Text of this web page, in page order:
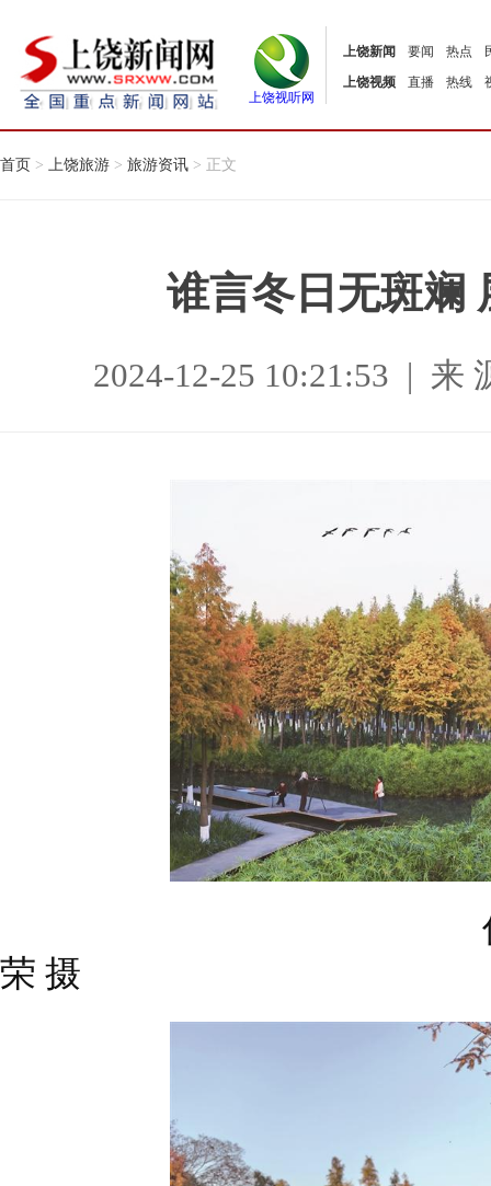
上饶视听网
上饶新闻 要闻 热点
上饶视频
直播 热线
首页 > 上饶旅游 > 旅游资讯 > 正文
谁言冬日无斑斓
2024-12-25 10:21:53 | 来
信江生态走
荣 摄